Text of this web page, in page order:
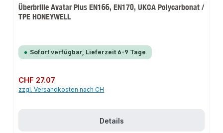
Überbrille Avatar Plus EN166, EN170, UKCA Polycarbonat /
TPE HONEYWELL
Sofort verfügbar, Lieferzeit 6-9 Tage
Regulärer Preis:
CHF 27.07
zzgl. Versandkosten nach CH
Details